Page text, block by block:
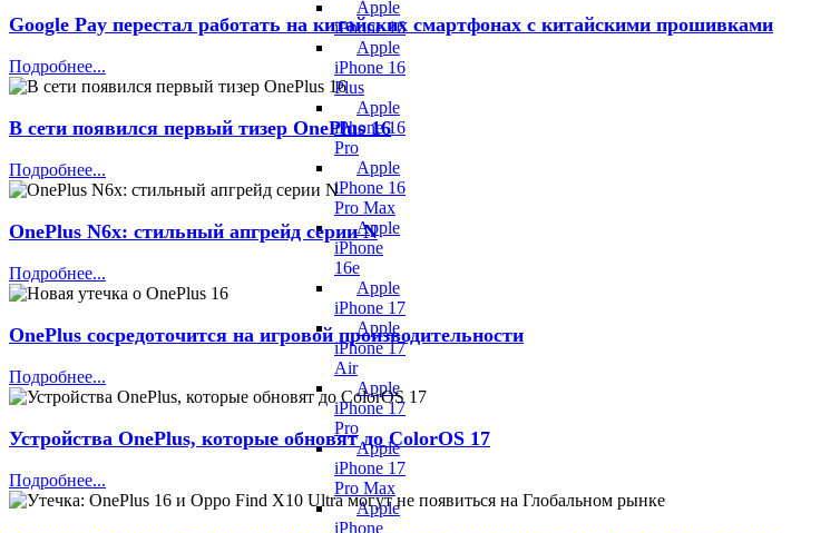
Apple
iPhone 16
Apple
iPhone 16
Plus
Apple
iPhone 16
Pro
Apple
iPhone 16
Pro Max
Apple
iPhone
16e
Apple
iPhone 17
Apple
iPhone 17
Air
Apple
iPhone 17
Pro
Apple
iPhone 17
Pro Max
Apple
iPhone
Google Pay перестал работать на китайских смартфонах с китайскими прошивками
Подробнее...
В сети появился первый тизер OnePlus 16
Подробнее...
OnePlus N6x: стильный апгрейд серии N
Подробнее...
OnePlus сосредоточится на игровой производительности
Подробнее...
Устройства OnePlus, которые обновят до ColorOS 17
Подробнее...